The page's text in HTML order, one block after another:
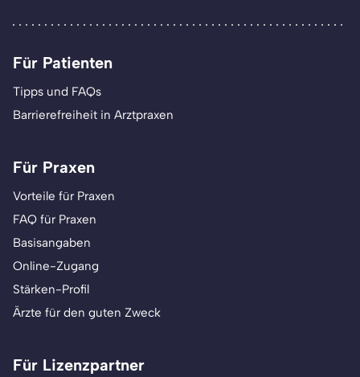
Für Patienten
Tipps und FAQs
Barrierefreiheit in Arztpraxen
Für Praxen
Vorteile für Praxen
FAQ für Praxen
Basisangaben
Online-Zugang
Stärken-Profil
Ärzte für den guten Zweck
Für Lizenzpartner